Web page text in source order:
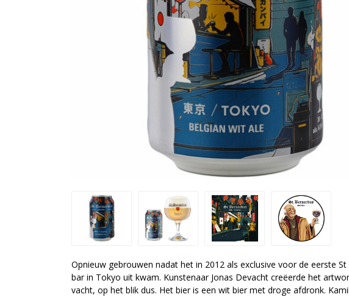
Opnieuw gebrouwen nadat het in 2012 als exclusive voor de eerste St
bar in Tokyo uit kwam. Kunstenaar Jonas Devacht creëerde het
vacht, op het blik dus. Het bier is een wit bier met droge afdronk.